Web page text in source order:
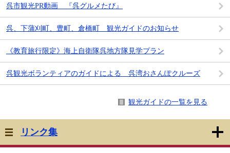
呉市観光PR動画 『呉グルメたび』
呉、下蒲刈町、豊町、倉橋町 観光ガイドのお知らせ
《教育旅行限定》海上自衛隊呉地方隊見学プラン
呉観光ボランティアのガイドによる 呉湾おさんぽクルーズ
観光ガイドの一覧を見る
リンク集